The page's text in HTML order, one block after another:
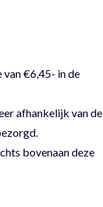
€6,45- in de
afhankelijk van de
bovenaan deze